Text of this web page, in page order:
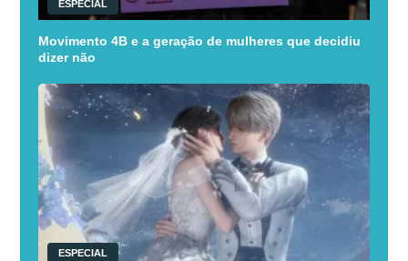
ESPECIAL
Movimento 4B e a geração de mulheres que decidiu
dizer não
ESPECIAL